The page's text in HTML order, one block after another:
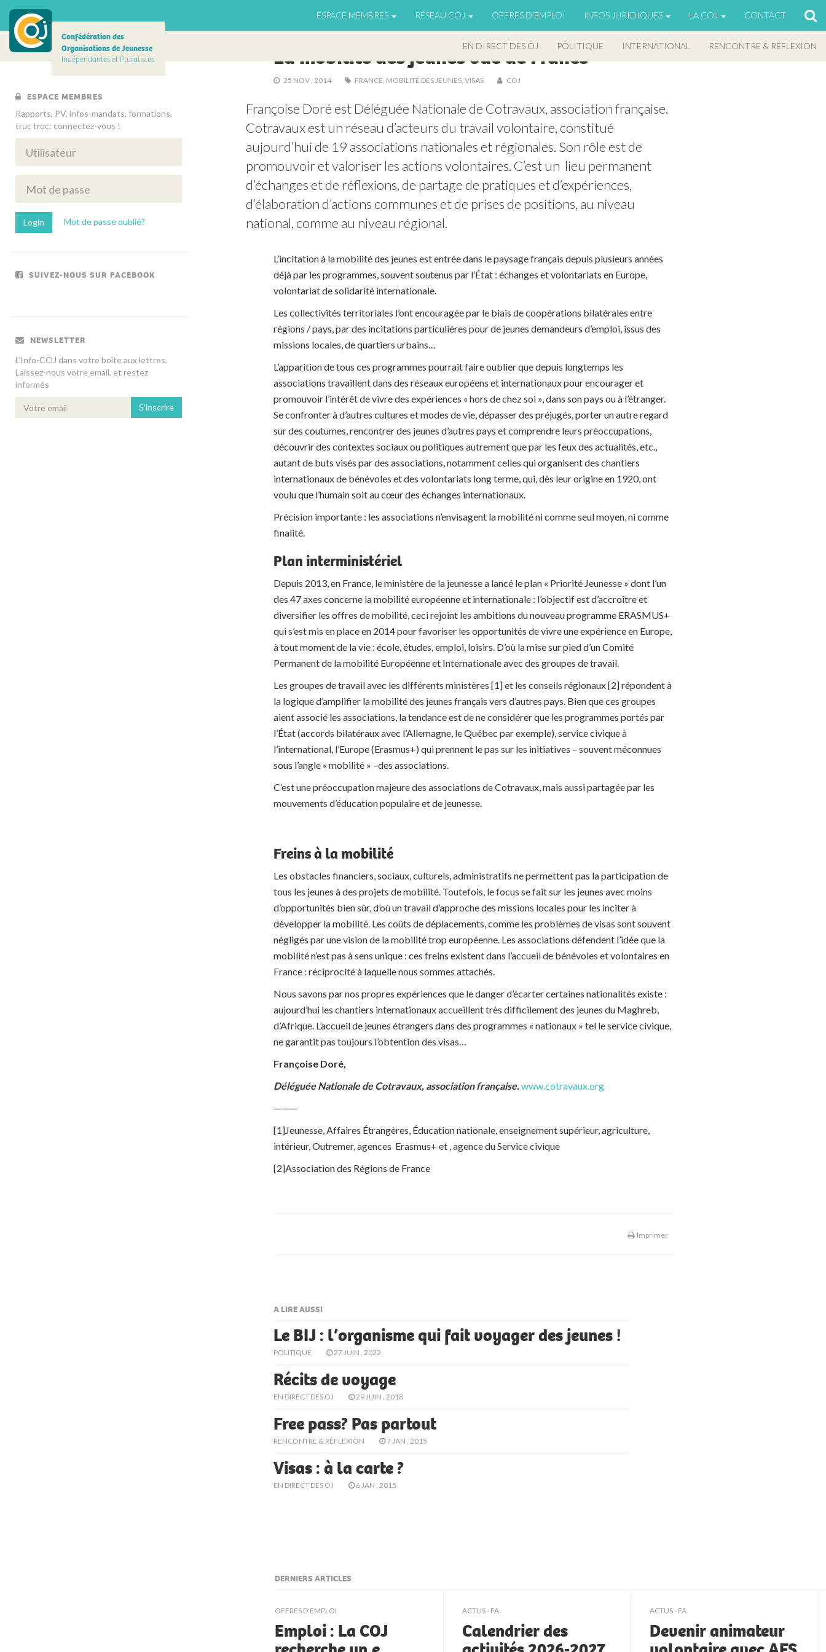
ESPACE MEMBRES RÉSEAU COJ OFFRES D’EMPLOI INFOS JURIDIQUES LA COJ CONTACT
Confédération des
Organisations de Jeunesse
Indépendantes et Pluralistes
EN DIRECT DES OJ POLITIQUE INTERNATIONAL RENCONTRE & RÉFLEXION
La mobilité des jeunes vue de France
25 NOV , 2014 FRANCE MOBILITÉ DES JEUNES ,VISAS COJ
Françoise Doré est Déléguée Nationale de Cotravaux, association française.
Cotravaux est un réseau d’acteurs du travail volontaire, constitué
aujourd’hui de 19 associations nationales et régionales. Son rôle est de
promouvoir et valoriser les actions volontaires. C’est un  lieu permanent
d’échanges et de réflexions, de partage de pratiques et d’expériences,
d’élaboration d’actions communes et de prises de positions, au niveau
national, comme au niveau régional.
L’incitation à la mobilité des jeunes est entrée dans le paysage français depuis plusieurs années
déjà par les programmes, souvent soutenus par l’État : échanges et volontariats en Europe,
volontariat de solidarité internationale.
Les collectivités territoriales l’ont encouragée par le biais de coopérations bilatérales entre
régions / pays, par des incitations particulières pour de jeunes demandeurs d’emploi, issus des
missions locales, de quartiers urbains…
L’apparition de tous ces programmes pourrait faire oublier que depuis longtemps les
associations travaillent dans des réseaux européens et internationaux pour encourager et
promouvoir l’intérêt de vivre des expériences « hors de chez soi », dans son pays ou à l’étranger.
Se confronter à d’autres cultures et modes de vie, dépasser des préjugés, porter un autre regard
sur des coutumes, rencontrer des jeunes d’autres pays et comprendre leurs préoccupations,
découvrir des contextes sociaux ou politiques autrement que par les feux des actualités, etc.,
autant de buts visés par des associations, notamment celles qui organisent des chantiers
internationaux de bénévoles et des volontariats long terme, qui, dès leur origine en 1920, ont
voulu que l’humain soit au cœur des échanges internationaux.
Précision importante : les associations n’envisagent la mobilité ni comme seul moyen, ni comme
finalité.
Plan interministériel
Depuis 2013, en France, le ministère de la jeunesse a lancé le plan « Priorité Jeunesse » dont l’un
des 47 axes concerne la mobilité européenne et internationale : l’objectif est d’accroître et
diversifier les offres de mobilité, ceci rejoint les ambitions du nouveau programme ERASMUS+
qui s’est mis en place en 2014 pour favoriser les opportunités de vivre une expérience en Europe,
à tout moment de la vie : école, études, emploi, loisirs. D’où la mise sur pied d’un Comité
Permanent de la mobilité Européenne et Internationale avec des groupes de travail.
Les groupes de travail avec les différents ministères [1] et les conseils régionaux [2] répondent à
la logique d’amplifier la mobilité des jeunes français vers d’autres pays. Bien que ces groupes
aient associé les associations, la tendance est de ne considérer que les programmes portés par
l’État (accords bilatéraux avec l’Allemagne, le Québec par exemple), service civique à
l’international, l’Europe (Erasmus+) qui prennent le pas sur les initiatives – souvent méconnues
sous l’angle « mobilité » –des associations.
C’est une préoccupation majeure des associations de Cotravaux, mais aussi partagée par les
mouvements d’éducation populaire et de jeunesse.
Freins à la mobilité
Les obstacles financiers, sociaux, culturels, administratifs ne permettent pas la participation de
tous les jeunes à des projets de mobilité. Toutefois, le focus se fait sur les jeunes avec moins
d’opportunités bien sûr, d’où un travail d’approche des missions locales pour les inciter à
développer la mobilité. Les coûts de déplacements, comme les problèmes de visas sont souvent
négligés par une vision de la mobilité trop européenne. Les associations défendent l’idée que la
mobilité n’est pas à sens unique : ces freins existent dans l’accueil de bénévoles et volontaires en
France : réciprocité à laquelle nous sommes attachés.
Nous savons par nos propres expériences que le danger d’écarter certaines nationalités existe :
aujourd’hui les chantiers internationaux accueillent très difficilement des jeunes du Maghreb,
d’Afrique. L’accueil de jeunes étrangers dans des programmes « nationaux » tel le service civique,
ne garantit pas toujours l’obtention des visas…
Françoise Doré,
Déléguée Nationale de Cotravaux, association française. www.cotravaux.org
———
[1]Jeunesse, Affaires Étrangères, Éducation nationale, enseignement supérieur, agriculture,
intérieur, Outremer, agences Erasmus+ et , agence du Service civique
[2]Association des Régions de France
Imprimer
A LIRE AUSSI
Le BIJ : l’organisme qui fait voyager des jeunes !
POLITIQUE 27 JUIN , 2022
Récits de voyage
EN DIRECT DES OJ 29 JUIN , 2018
Free pass? Pas partout
RENCONTRE & RÉFLEXION 7 JAN , 2015
Visas : à la carte ?
EN DIRECT DES OJ 6 JAN , 2015
ESPACE MEMBRES
Rapports, PV, infos-mandats, formations,
truc troc: connectez-vous !
Mot de passe oublié?
SUIVEZ-NOUS SUR FACEBOOK
NEWSLETTER
L’Info-COJ dans votre boîte aux lettres.
Laissez-nous votre email, et restez
informés
S'inscrire
DERNIERS ARTICLES
OFFRES D'EMPLOI
Emploi : La COJ
ACTUS - FA
Calendrier des
ACTUS - FA
Devenir animateur